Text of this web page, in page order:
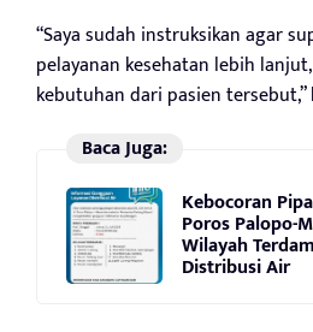
“Saya sudah instruksikan agar
pelayanan kesehatan lebih
kebutuhan dari pasien tersebut,”
Baca Juga:
Kebocoran
Poros Palopo-
Wilayah
Distribusi Air